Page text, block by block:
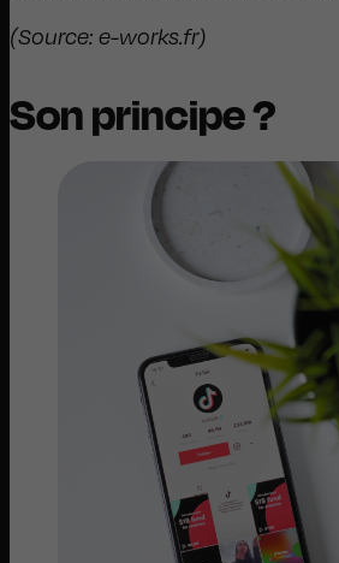
(Source: e-works.fr)
Son principe ?